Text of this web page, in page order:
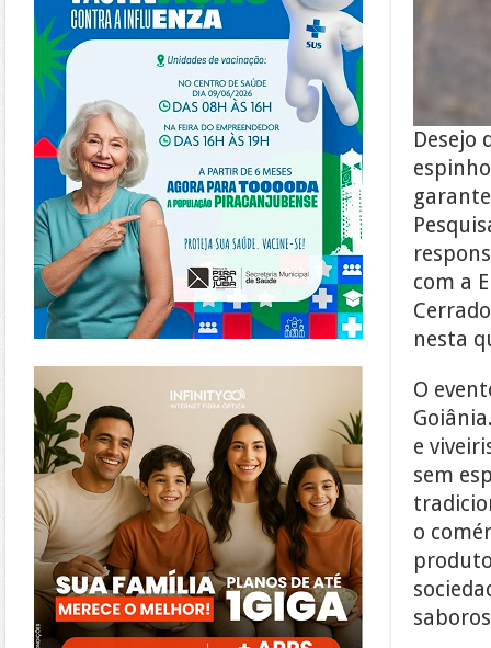
Desejo
com a
nesta
O
e
sem
o
https://www.infinitygo.com.br/